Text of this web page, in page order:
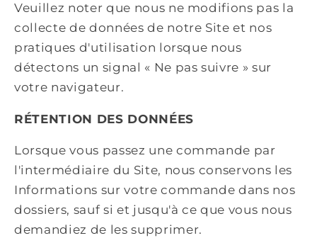
Veuillez noter que nous ne modifions pas la
collecte de données de notre Site et nos
pratiques d'utilisation lorsque nous
détectons un signal « Ne pas suivre » sur
votre navigateur.
RÉTENTION DES DONNÉES
Lorsque vous passez une commande par
l'intermédiaire du Site, nous conservons les
Informations sur votre commande dans nos
dossiers, sauf si et jusqu'à ce que vous nous
demandiez de les supprimer.